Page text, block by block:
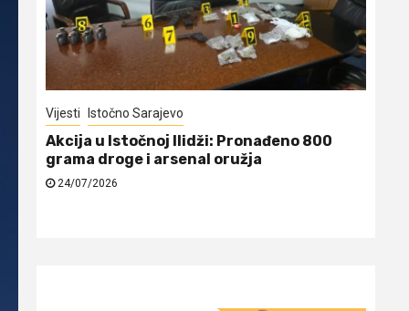
Vijesti Istočno Sarajevo
Akcija u Istočnoj Ilidži: Pronađeno 800
grama droge i arsenal oružja
24/07/2026